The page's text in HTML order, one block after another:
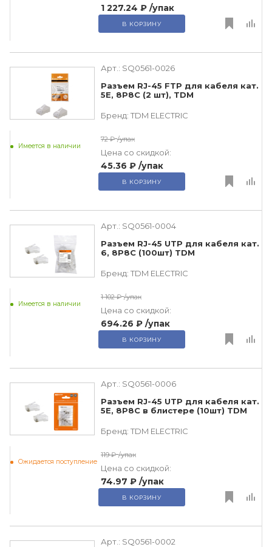
1 227.24 ₽ /упак
В КОРЗИНУ
Арт.: SQ0561-0026
Разъем RJ-45 FTP для кабеля кат.
5Е, 8P8C (2 шт), TDM
Бренд: TDM ЕLECTRIC
Имеется в наличии
72 ₽ /упак
Цена со скидкой:
45.36 ₽ /упак
В КОРЗИНУ
Арт.: SQ0561-0004
Разъем RJ-45 UTP для кабеля кат.
6, 8P8C (100шт) TDM
Бренд: TDM ЕLECTRIC
Имеется в наличии
1 102 ₽ /упак
Цена со скидкой:
694.26 ₽ /упак
В КОРЗИНУ
Арт.: SQ0561-0006
Разъем RJ-45 UTP для кабеля кат.
5Е, 8P8C в блистере (10шт) TDM
Бренд: TDM ЕLECTRIC
Ожидается поступление
119 ₽ /упак
Цена со скидкой:
74.97 ₽ /упак
В КОРЗИНУ
Арт.: SQ0561-0002